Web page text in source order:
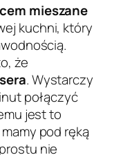
mieszane
kuchni, który
że
. Wystarczy
połączyć
jest to
pod ręką
nie